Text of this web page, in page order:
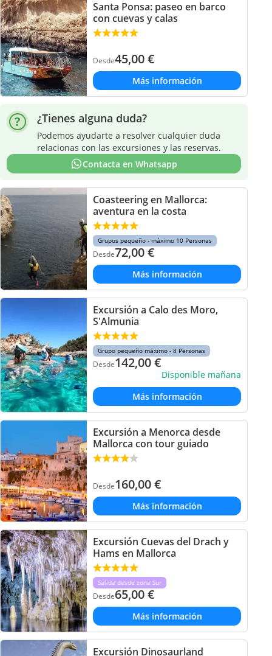
Santa Ponsa: paseo en barco
con cuevas y calas
Desde45,00€
Más información
¿Tienes alguna duda?
Podemos ayudarte a resolver cualquier duda
relacionas con las excursiones y las reservas.
Contacta en Whatsapp
Coasteering en Mallorca:
aventura en la costa
Grupos pequeño - máximo 10 Personas
Desde72,00€
Más información
Excursión a Calo des Moro,
S'Almunia
Grupo pequeño máximo - 8 Personas
Desde142,00€
Disponible mañana
Más información
Excursión a Menorca desde
Mallorca con tour guiado
Desde160,00€
Más información
Excursión Cuevas del Drach y
Hams en Mallorca
Salida desde zona Sur
Desde65,00€
Más información
Excursión Dinosaurland